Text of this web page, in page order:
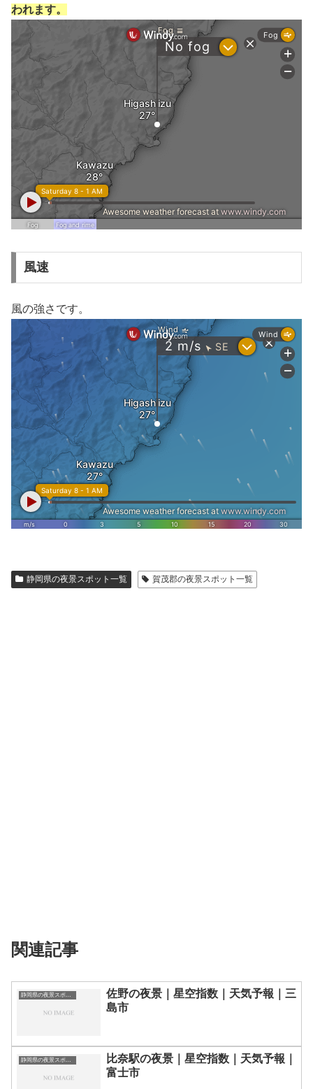
われます。
風速
風の強さです。
静岡県の夜景スポット一覧 賀茂郡の夜景スポット一覧
関連記事
静岡県の夜景スポット一覧
佐野の夜景｜星空指数｜天気予報｜三
島市
静岡県の夜景スポット一覧
比奈駅の夜景｜星空指数｜天気予報｜
富士市